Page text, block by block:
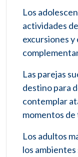
Los
actividades
excursiones
Las parejas
destino para
contemplar
momentos
Los adultos
los ambientes